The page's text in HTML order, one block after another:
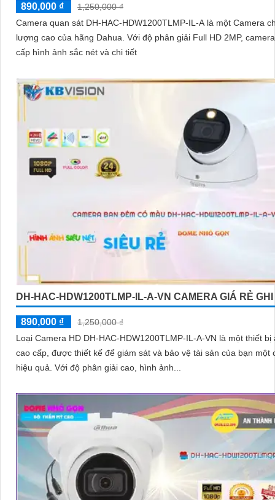
890,000 ₫
1,250,000 ₫
Camera quan sát DH-HAC-HDW1200TLMP-IL-A là một Camera
lượng cao của hãng Dahua. Với độ phân giải Full HD 2MP, camera cung
cấp hình ảnh sắc nét và chi tiết
DH-HAC-HDW1200TLMP-IL-A-VN CAMERA GIÁ RẺ
890,000 ₫
1,250,000 ₫
Loại Camera HD DH-HAC-HDW1200TLMP-IL-A-VN là một thiết bị
cao cấp, được thiết kế để giám sát và bảo vệ tài sản của bạn một
hiệu quả. Với độ phân giải cao, hình ảnh...